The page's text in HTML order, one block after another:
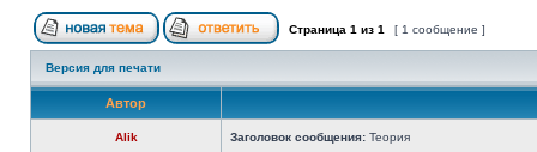
Страница 1 из 1 [ 1 сообщение ]
Версия для печати
Автор
Alik Заголовок сообщения: Теория